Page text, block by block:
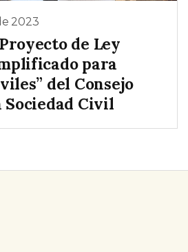
2023
de Ley
para
del Consejo
Sociedad Civil